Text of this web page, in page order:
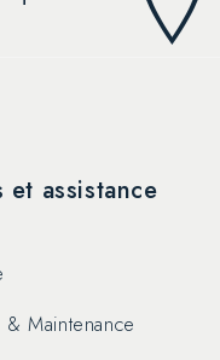
et assistance
& Maintenance